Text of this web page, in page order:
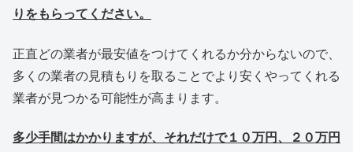
りをもらってください。
正直どの業者が最安値をつけてくれるか分からないので、
多くの業者の見積もりを取ることでより安くやってくれる
業者が見つかる可能性が高まります。
多少手間はかかりますが、それだけで１０万円、２０万円